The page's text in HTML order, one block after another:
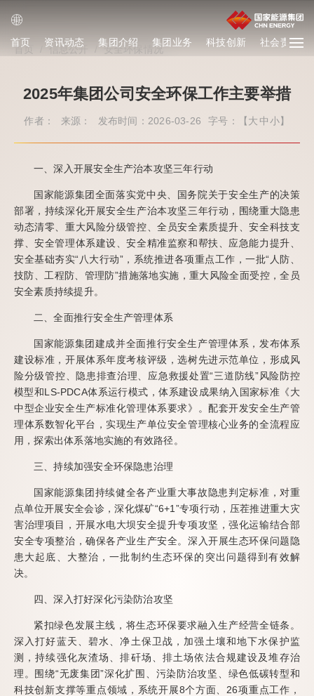
首页 资讯动态 集团介绍 集团业务 科技创新 社会责任
首页 /信息公开 /安全环保情况
2025年集团公司安全环保工作主要举措
作者： 来源： 发布时间：2026-03-26 字号：【大 中小】
一、深入开展安全生产治本攻坚三年行动
国家能源集团全面落实党中央、国务院关于安全生产的决策
部署，持续深化开展安全生产治本攻坚三年行动，围绕重大隐患
动态清零、重大风险分级管控、全员安全素质提升、安全科技支
撑、安全管理体系建设、安全精准监察和帮扶、应急能力提升、
安全基础夯实“八大行动”，系统推进各项重点工作，一批“人防、
技防、工程防、管理防”措施落地实施，重大风险全面受控，全员
安全素质持续提升。
二、全面推行安全生产管理体系
国家能源集团建成并全面推行安全生产管理体系，发布体系
建设标准，开展体系年度考核评级，选树先进示范单位，形成风
险分级管控、隐患排查治理、应急救援处置“三道防线”风险防控
模型和LS-PDCA体系运行模式，体系建设成果纳入国家标准《大
中型企业安全生产标准化管理体系要求》。配套开发安全生产管
理体系数智化平台，实现生产单位安全管理核心业务的全流程应
用，探索出体系落地实施的有效路径。
三、持续加强安全环保隐患治理
国家能源集团持续健全各产业重大事故隐患判定标准，对重
点单位开展安全会诊，深化煤矿“6+1”专项行动，压茬推进重大灾
害治理项目，开展水电大坝安全提升专项攻坚，强化运输结合部
安全专项整治，确保各产业生产安全。深入开展生态环保问题隐
患大起底、大整治，一批制约生态环保的突出问题得到有效解
决。
四、深入打好深化污染防治攻坚
紧扣绿色发展主线，将生态环保要求融入生产经营全链条。
深入打好蓝天、碧水、净土保卫战，加强土壤和地下水保护监
测，持续强化灰渣场、排矸场、排土场依法合规建设及堆存治
理。围绕“无废集团”深化扩围、污染防治攻坚、绿色低碳转型和
科技创新支撑等重点领域，系统开展8个方面、26项重点工作，